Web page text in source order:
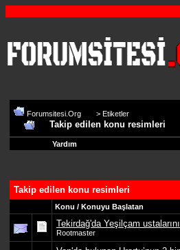
Forumsitesi.Org > Etiketler
Takip edilen konu resimleri
Yardım
Takip edilen konu resimleri
Konu / Konuyu Başlatan
Tekirdağ'da Yeşilçam
Rootmaster